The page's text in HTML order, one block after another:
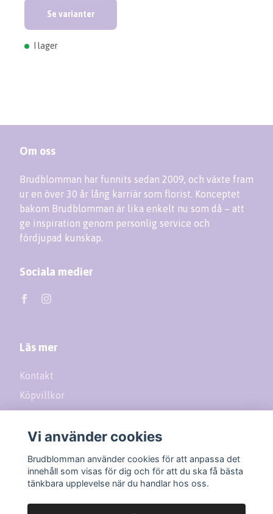
Se varianter
I lager
Om oss
Brudblomman har funnits sedan 2009, och växte fram
ur en över 30 år lång karriär som florist. Konceptet
bakom Brudblomman är lika enkelt nu som då – att
ge inspiration genom personlig service och
fördjupad kunskap.
Sociala medier
Läs mer
Kontakt
Köpvillkor
Prenumerera på vårt nyhetsbrev
Vi använder cookies
Brudblomman använder cookies för att anpassa det
innehåll som visas för dig och för att du ska få bästa
tänkbara upplevelse när du handlar hos oss.